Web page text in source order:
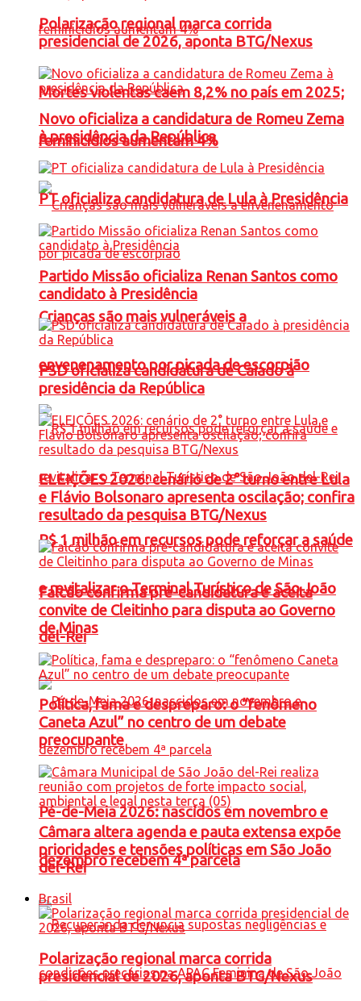
Mortes violentas caem 8,2% no país em 2025;
feminicídios aumentam 4%
Crianças são mais vulneráveis a
envenenamento por picada de escorpião
R$ 1 milhão em recursos pode reforçar a saúde
e revitalizar o Terminal Turístico de São João
del-Rei
Pé-de-Meia 2026: nascidos em novembro e
dezembro recebem 4ª parcela
Polarização regional marca corrida
presidencial de 2026, aponta BTG/Nexus
Novo oficializa a candidatura de Romeu Zema
à presidência da República
PT oficializa candidatura de Lula à Presidência
Partido Missão oficializa Renan Santos como
candidato à Presidência
PSD oficializa candidatura de Caiado à
presidência da República
ELEIÇÕES 2026: cenário de 2° turno entre Lula
e Flávio Bolsonaro apresenta oscilação; confira
resultado da pesquisa BTG/Nexus
Falcão confirma pré-candidatura e aceita
convite de Cleitinho para disputa ao Governo
de Minas
Política, fama e despreparo: o “fenômeno
Caneta Azul” no centro de um debate
preocupante
Câmara altera agenda e pauta extensa expõe
prioridades e tensões políticas em São João
del-Rei
Brasil
Polarização regional marca corrida
presidencial de 2026, aponta BTG/Nexus